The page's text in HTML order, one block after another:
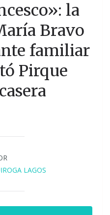
la
Bravo
familiar
Pirque
LAGOS